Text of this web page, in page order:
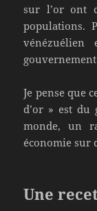
sur l’or ont
populations.
Je pense que
d’or » est du
monde, un
économie sur
Une